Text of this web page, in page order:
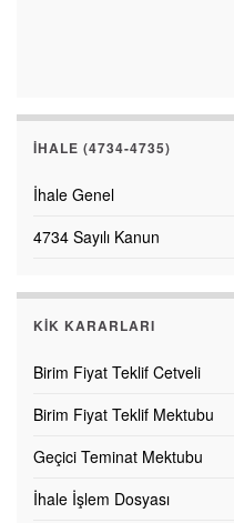
İHALE (4734-4735)
İhale Genel
4734 Sayılı Kanun
KİK KARARLARI
Birim Fiyat Teklif Cetveli
Birim Fiyat Teklif Mektubu
Geçici Teminat Mektubu
İhale İşlem Dosyası